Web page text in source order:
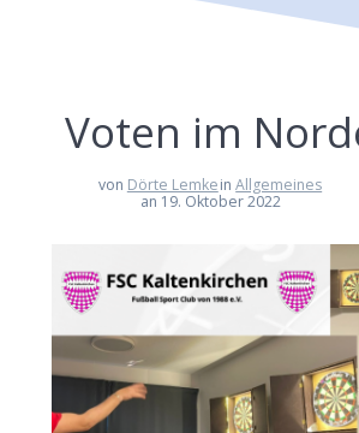
Voten im
von Dörte LemkeinAllgemeines
an 19. Oktober 2022